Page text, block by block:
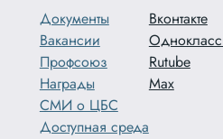
Документы
Вакансии
Профсоюз
Награды
СМИ о ЦБС
Доступная среда
Вконтакте
Rutube
Max